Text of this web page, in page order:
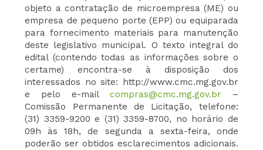
objeto a contratação de microempresa (ME) ou
empresa de pequeno porte (EPP) ou equiparada
para fornecimento materiais para manutenção
deste legislativo municipal. O texto integral do
edital (contendo todas as informações sobre o
certame) encontra-se à disposição dos
interessados no site: http://www.cmc.mg.gov.br
e pelo e-mail compras@cmc.mg.gov.br–
Comissão Permanente de Licitação, telefone:
(31) 3359-9200 e (31) 3359-8700, no horário de
09h às 18h, de segunda a sexta-feira, onde
poderão ser obtidos esclarecimentos adicionais.